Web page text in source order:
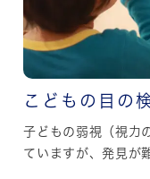
こどもの目の
子どもの弱視（視力
ていますが、発見が